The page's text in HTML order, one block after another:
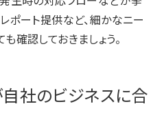
ポート提供など、細かなニー
確認しておきましょう。
社のビジネスに合